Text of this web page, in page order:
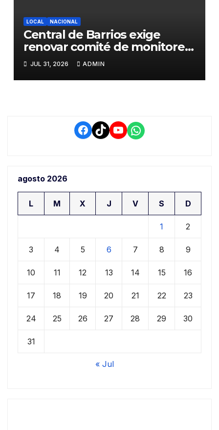
LOCAL NACIONAL
Central de Barrios exige
renovar comité de monitoreo
del PIAA por presuntos
conflictos de interés y
retrasos
JUL 31, 2026 ADMIN
Facebook
TikTokYouTube
WhatsApp
agosto 2026
L M X J V S D
1 2
3 4 5 6 7 8 9
10 11 12 13 14 15 16
17 18 19 20 21 22 23
24 25 26 27 28 29 30
31
« Jul